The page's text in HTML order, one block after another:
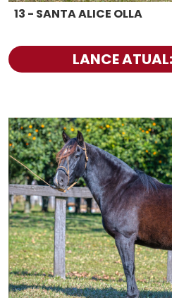
13 - SANTA ALICE OLLA
LANCE